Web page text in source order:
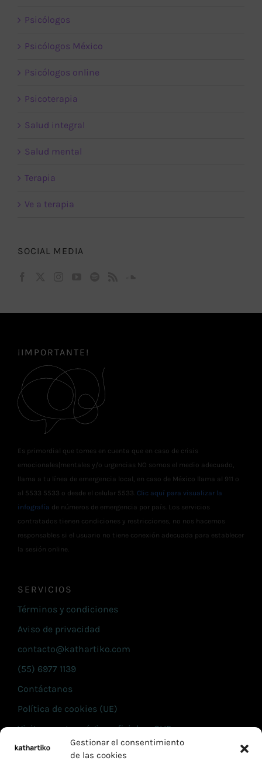
Gestionar el consentimiento
de las cookies
Psicólogos
Psicólogos México
Psicólogos online
Psicoterapia
Salud integral
Salud mental
Terapia
Ve a terapia
SOCIAL MEDIA
¡IMPORTANTE!
Es primordial que tomes en cuenta que en caso de crisis
emocionales|mentales y/o urgencias NO somos el medio adecuado,
llama a tu línea de emergencia local, en caso de México llama al 911 o
al 5533 5533 o desde el celular 5533. Clic aquí para visualizar la
infografía de números de emergencia por país. Los servicios
contratados tienen condiciones y restricciones, no nos hacemos
responsables si el usuario no tiene conexión adecuada para establecer
la sesión online.
SERVICIOS
Términos y condiciones
Aviso de privacidad
contacto@kathartiko.com
(55) 6977 1139
Contáctanos
Política de cookies (UE)
Visita nuestra página oficial en CLIP
INFORMACIÓN